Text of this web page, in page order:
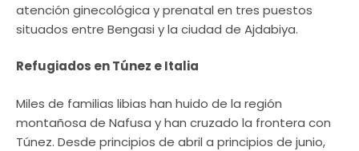
atención ginecológica y prenatal en tres puestos
situados entre Bengasi y la ciudad de Ajdabiya.
Refugiados en Túnez e Italia
Miles de familias libias han huido de la región
montañosa de Nafusa y han cruzado la frontera con
Túnez. Desde principios de abril a principios de junio,